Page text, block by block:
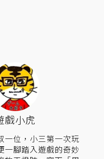
戲小虎
一位，小三第一次玩
一腳踏入遊戲的奇妙